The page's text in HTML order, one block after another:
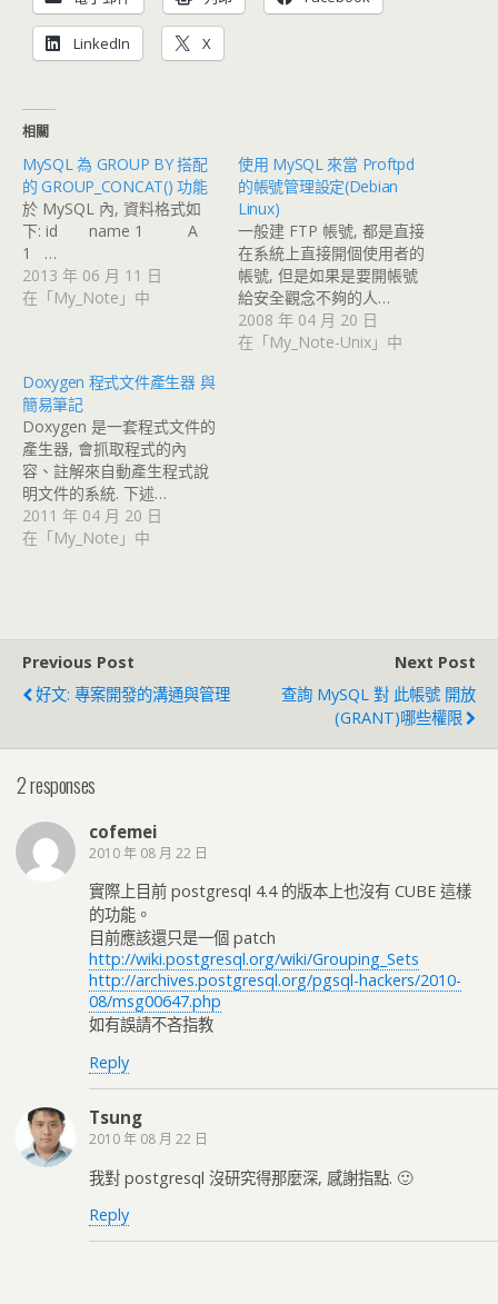
LinkedIn X
相關
MySQL 為 GROUP BY 搭配
的 GROUP_CONCAT() 功能
於 MySQL 內, 資料格式如
下: id name 1 A
1 …
2013 年 06 月 11 日
在「My_Note」中
使用 MySQL 來當 Proftpd
的帳號管理設定(Debian
Linux)
一般建 FTP 帳號, 都是直接
在系統上直接開個使用者的
帳號, 但是如果是要開帳號
給安全觀念不夠的人…
2008 年 04 月 20 日
在「My_Note-Unix」中
Doxygen 程式文件產生器 與
簡易筆記
Doxygen 是一套程式文件的
產生器, 會抓取程式的內
容、註解來自動產生程式說
明文件的系統. 下述…
2011 年 04 月 20 日
在「My_Note」中
Previous Post
好文: 專案開發的溝通與管理
Next Post
查詢 MySQL 對 此帳號 開放
(GRANT)哪些權限
2 responses
cofemei
2010 年 08 月 22 日
實際上目前 postgresql 4.4 的版本上也沒有 CUBE 這樣
的功能。
目前應該還只是一個 patch
http://wiki.postgresql.org/wiki/Grouping_Sets
http://archives.postgresql.org/pgsql-hackers/2010-
08/msg00647.php
如有誤請不吝指教
Reply
Tsung
2010 年 08 月 22 日
我對 postgresql 沒研究得那麼深, 感謝指點. 🙂
Reply